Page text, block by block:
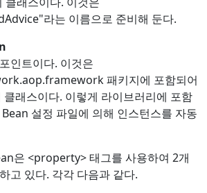
라는 이름으로 준비해 둔다.
인트이다. 이것은
패키지에 포함되어
래스이다. 이렇게 라이브러리에 포함
설정 파일에 의해 인스턴스를 자동
은 <property> 태그를 사용하여 2개
고 있다. 각각 다음과 같다.